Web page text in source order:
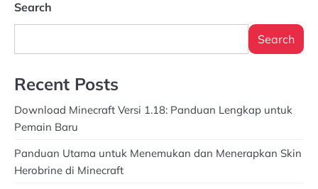
Search
Search
Recent Posts
Download Minecraft Versi 1.18: Panduan Lengkap untuk
Pemain Baru
Panduan Utama untuk Menemukan dan Menerapkan Skin
Herobrine di Minecraft